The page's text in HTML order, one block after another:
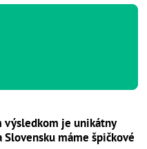
výsledkom je unikátny
Slovensku máme špičkové